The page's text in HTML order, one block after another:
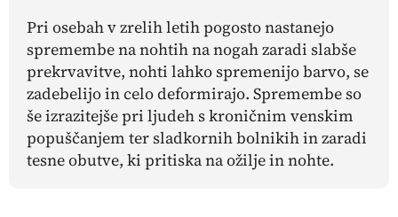
Pri osebah v zrelih letih pogosto nastanejo
spremembe na nohtih na nogah zaradi slabše
prekrvavitve, nohti lahko spremenijo barvo, se
zadebelijo in celo deformirajo. Spremembe so
še izrazitejše pri ljudeh s kroničnim venskim
popuščanjem ter sladkornih bolnikih in zaradi
tesne obutve, ki pritiska na ožilje in nohte.